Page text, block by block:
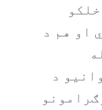
او هم د
د